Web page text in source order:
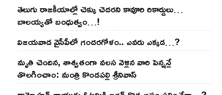
తెలుగు రాజ‌కీయాల్లో చెక్కు చెద‌ర‌ని కావూరి రికార్డులు…
బాల‌య్యతో బంధుత్వం…!
విజ‌య‌వాడ వైసీపీలో గంద‌ర‌గోళం.. ఎవ‌రు ఎక్క‌డ‌…?
మృతి చెందిన, శాశ్వతంగా వలస వెళ్లిన వారి పెన్ష‌న్లే
తొల‌గించాం: మంత్రి కొండపల్లి శ్రీనివాస్